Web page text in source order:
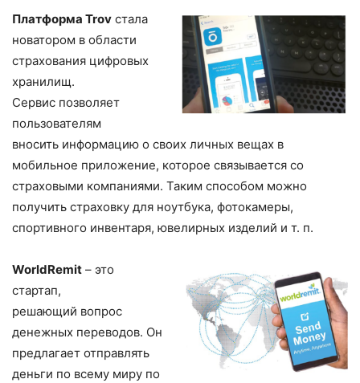
Платформа Trov стала
новатором в области
страхования цифровых
хранилищ.
Сервис позволяет
пользователям
вносить информацию о своих личных вещах в
мобильное приложение, которое связывается со
страховыми компаниями. Таким способом можно
получить страховку для ноутбука, фотокамеры,
спортивного инвентаря, ювелирных изделий и т. п.
WorldRemit – это
стартап,
решающий вопрос
денежных переводов. Он
предлагает отправлять
деньги по всему миру по